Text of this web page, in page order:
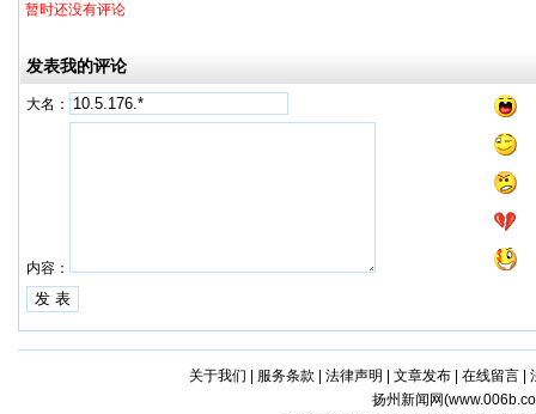
暂时还没有评论
发表我的评论
大名：
内容：
关于我们 服务条款 法律声明 文章发布| 在线留言|
扬州新闻网(